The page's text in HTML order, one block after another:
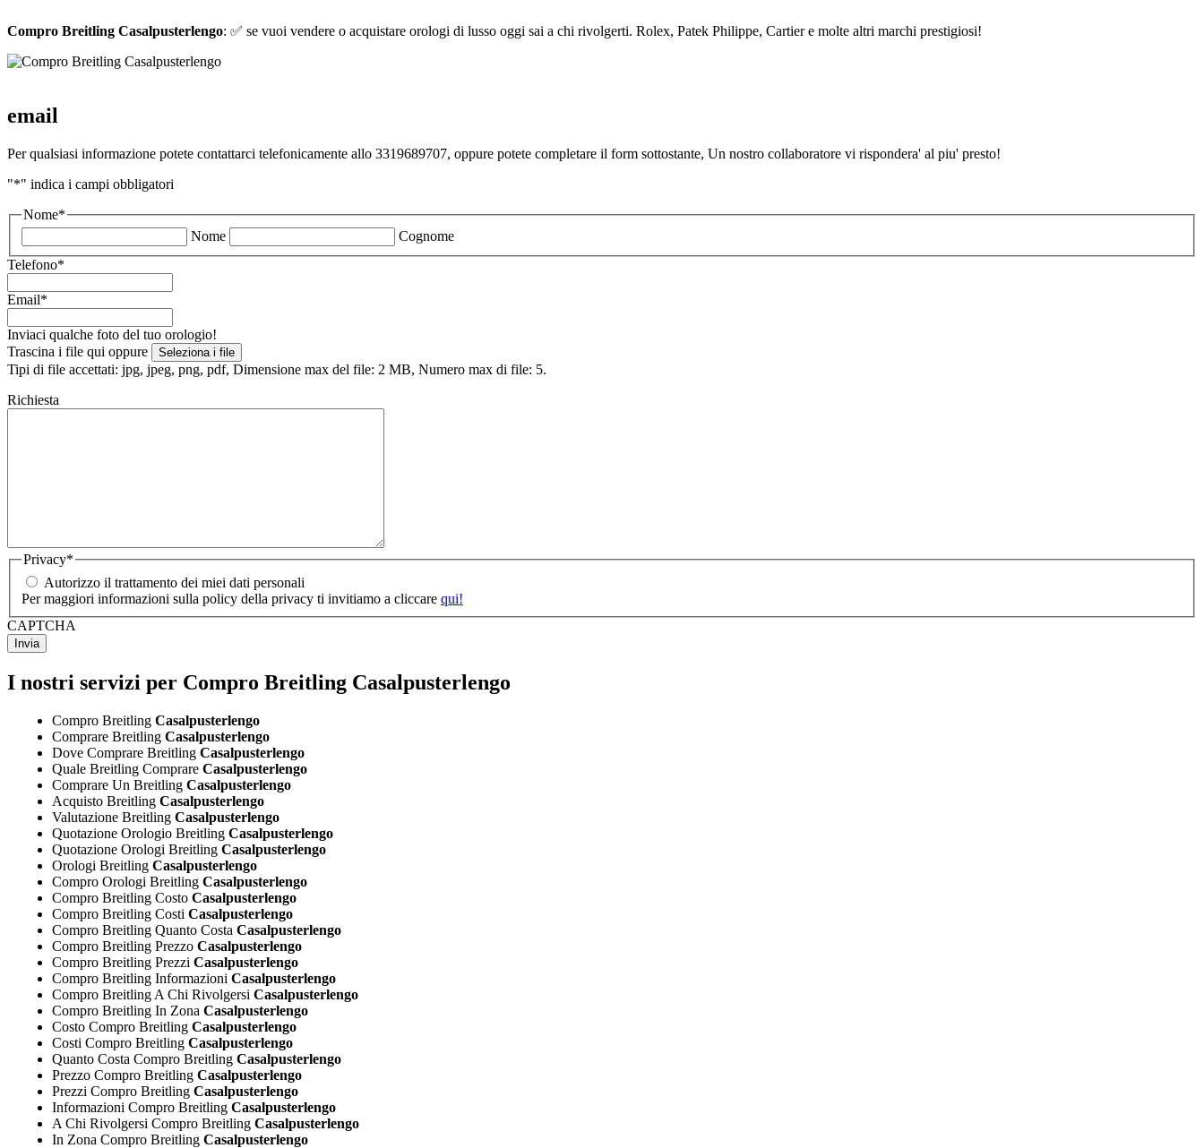
Compro Breitling Casalpusterlengo: ✅ se vuoi vendere o acquistare orologi di lusso oggi sai a chi rivolgerti. Rolex, Patek Philippe, Cartier e molte altri marchi prestigiosi!
email
Per qualsiasi informazione potete contattarci telefonicamente allo 3319689707, oppure potete completare il form sottostante, Un nostro collaboratore vi rispondera' al piu' presto!
"*" indica i campi obbligatori
Nome*
Nome
Cognome
Telefono*
Email*
Inviaci qualche foto del tuo orologio!
Trascina i file qui oppure
Seleziona i file
Tipi di file accettati: jpg, jpeg, png, pdf, Dimensione max del file: 2 MB, Numero max di file: 5.
Richiesta
Privacy*
Autorizzo il trattamento dei miei dati personali
Per maggiori informazioni sulla policy della privacy ti invitiamo a cliccare qui!
CAPTCHA
I nostri servizi per Compro Breitling Casalpusterlengo
Compro Breitling Casalpusterlengo
Comprare Breitling Casalpusterlengo
Dove Comprare Breitling Casalpusterlengo
Quale Breitling Comprare Casalpusterlengo
Comprare Un Breitling Casalpusterlengo
Acquisto Breitling Casalpusterlengo
Valutazione Breitling Casalpusterlengo
Quotazione Orologio Breitling Casalpusterlengo
Quotazione Orologi Breitling Casalpusterlengo
Orologi Breitling Casalpusterlengo
Compro Orologi Breitling Casalpusterlengo
Compro Breitling Costo Casalpusterlengo
Compro Breitling Costi Casalpusterlengo
Compro Breitling Quanto Costa Casalpusterlengo
Compro Breitling Prezzo Casalpusterlengo
Compro Breitling Prezzi Casalpusterlengo
Compro Breitling Informazioni Casalpusterlengo
Compro Breitling A Chi Rivolgersi Casalpusterlengo
Compro Breitling In Zona Casalpusterlengo
Costo Compro Breitling Casalpusterlengo
Costi Compro Breitling Casalpusterlengo
Quanto Costa Compro Breitling Casalpusterlengo
Prezzo Compro Breitling Casalpusterlengo
Prezzi Compro Breitling Casalpusterlengo
Informazioni Compro Breitling Casalpusterlengo
A Chi Rivolgersi Compro Breitling Casalpusterlengo
In Zona Compro Breitling Casalpusterlengo